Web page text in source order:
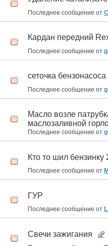
Последнее сообщение от
Кардан передний
Последнее сообщение от
сеточка бензонасоса
Последнее сообщение от
Масло возле
маслозаливной
Последнее сообщение от
Кто то шил бензинку
Последнее сообщение от
ГУР
Последнее сообщение от
Свечи зажигания